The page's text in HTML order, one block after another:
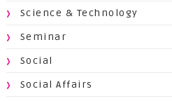
Science & Technology
Seminar
Social
Social Affairs